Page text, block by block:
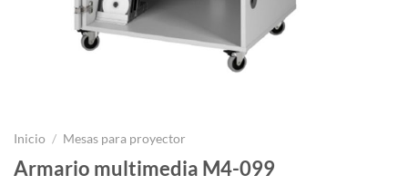
Inicio / Mesas para proyector
Armario multimedia M4-099